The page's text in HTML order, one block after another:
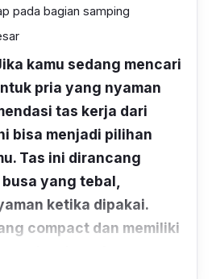
pada bagian samping
kamu sedang mencari
pria yang nyaman
tas kerja dari
bisa menjadi pilihan
Tas ini dirancang
yang tebal,
ketika dipakai.
compact dan memiliki
laptop ke dalam tas ini.